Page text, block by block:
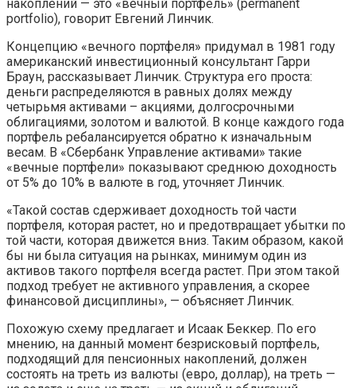
накоплений — это «вечный портфель» (permanent
portfolio), говорит Евгений Линчик.
Концепцию «вечного портфеля» придумал в 1981 году
американский инвестиционный консультант Гарри
Браун, рассказывает Линчик. Структура его проста:
деньги распределяются в равных долях между
четырьмя активами – акциями, долгосрочными
облигациями, золотом и валютой. В конце каждого года
портфель ребалансируется обратно к изначальным
весам. В «Сбербанк Управление активами» такие
«вечные портфели» показывают среднюю доходность
от 5% до 10% в валюте в год, уточняет Линчик.
«Такой состав сдерживает доходность той части
портфеля, которая растет, но и предотвращает убытки по
той части, которая движется вниз. Таким образом, какой
бы ни была ситуация на рынках, минимум один из
активов такого портфеля всегда растет. При этом такой
подход требует не активного управления, а скорее
финансовой дисциплины», — объясняет Линчик.
Похожую схему предлагает и Исаак Беккер. По его
мнению, на данный момент безрисковый портфель,
подходящий для пенсионных накоплений, должен
состоять на треть из валюты (евро, доллар), на треть —